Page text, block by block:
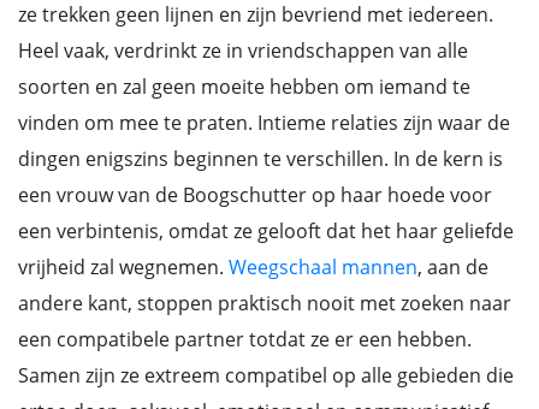
ze trekken geen lijnen en zijn bevriend met iedereen.
Heel vaak, verdrinkt ze in vriendschappen van alle
soorten en zal geen moeite hebben om iemand te
vinden om mee te praten. Intieme relaties zijn waar de
dingen enigszins beginnen te verschillen. In de kern is
een vrouw van de Boogschutter op haar hoede voor
een verbintenis, omdat ze gelooft dat het haar geliefde
vrijheid zal wegnemen. Weegschaal mannen, aan de
andere kant, stoppen praktisch nooit met zoeken naar
een compatibele partner totdat ze er een hebben.
Samen zijn ze extreem compatibel op alle gebieden die